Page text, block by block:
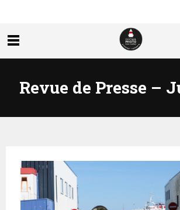
Revue de Presse –